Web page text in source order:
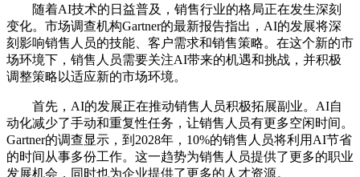
随着AI技术的日益普及，销售行业的格局正在发生深刻
变化。市场调查机构Gartner的最新报告指出，AI的发展将深
刻影响销售人员的技能、客户需求和销售策略。在这个新的市
场环境下，销售人员需要关注AI带来的机遇和挑战，并积极
调整策略以适应新的市场环境。
首先，AI的发展正在推动销售人员积极拓展副业。AI自
动化减少了手动和重复性任务，让销售人员有更多空闲时间。
Gartner的调查显示，到2028年，10%的销售人员将利用AI节省
的时间从事多份工作。这一趋势为销售人员提供了更多的职业
发展机会，同时也为企业提供了更多的人才资源。